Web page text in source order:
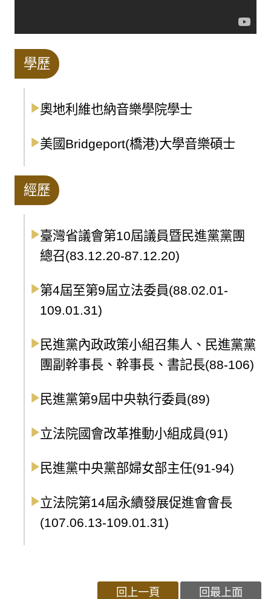
學歷
奧地利維也納音樂學院學士
美國Bridgeport(橋港)大學音樂碩士
經歷
臺灣省議會第10屆議員暨民進黨黨團
總召(83.12.20-87.12.20)
第4屆至第9屆立法委員(88.02.01-
109.01.31)
民進黨內政政策小組召集人、民進黨黨
團副幹事長、幹事長、書記長(88-106)
民進黨第9屆中央執行委員(89)
立法院國會改革推動小組成員(91)
民進黨中央黨部婦女部主任(91-94)
立法院第14屆永續發展促進會會長
(107.06.13-109.01.31)
回上一頁 回最上面